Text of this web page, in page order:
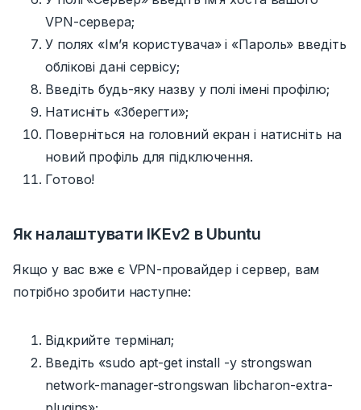
VPN-сервера;
У полях «Ім’я користувача» і «Пароль» введіть
облікові дані сервісу;
Введіть будь-яку назву у полі імені профілю;
Натисніть «Зберегти»;
Поверніться на головний екран і натисніть на
новий профіль для підключення.
Готово!
Як налаштувати IKEv2 в Ubuntu
Якщо у вас вже є VPN-провайдер і сервер, вам
потрібно зробити наступне:
Відкрийте термінал;
Введіть «sudo apt-get install -y strongswan
network-manager-strongswan libcharon-extra-